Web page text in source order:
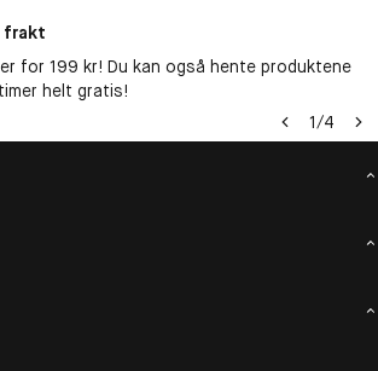
frakt
for 199 kr! Du kan også hente produktene
helt gratis!
1/4